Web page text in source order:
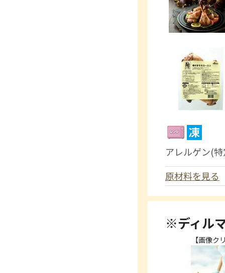
アレルゲン(
原材料を見る
※ディル
【画像ク